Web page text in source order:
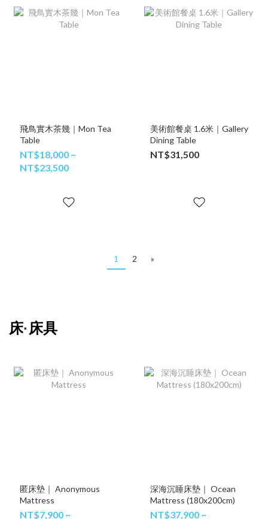
飛鳥實木茶幾｜Mon Tea
Table
NT$18,000 ~
NT$23,500
美術館餐桌 1.6米｜Gallery
Dining Table
NT$31,500
1 2 »
床· 床具
匿床墊｜ Anonymous
Mattress
NT$7,900 ~
深海沉睡床墊｜ Ocean
Mattress (180x200cm)
NT$37,900 ~